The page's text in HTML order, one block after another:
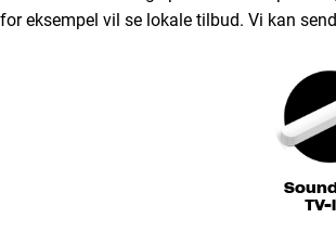
for eksempel vil se lokale tilbud. Vi kan